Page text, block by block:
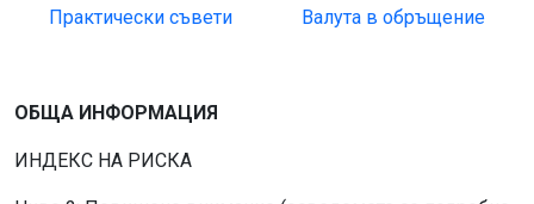
Практически съвети Валута в обръщение
ОБЩА ИНФОРМАЦИЯ
ИНДЕКС НА РИСКА